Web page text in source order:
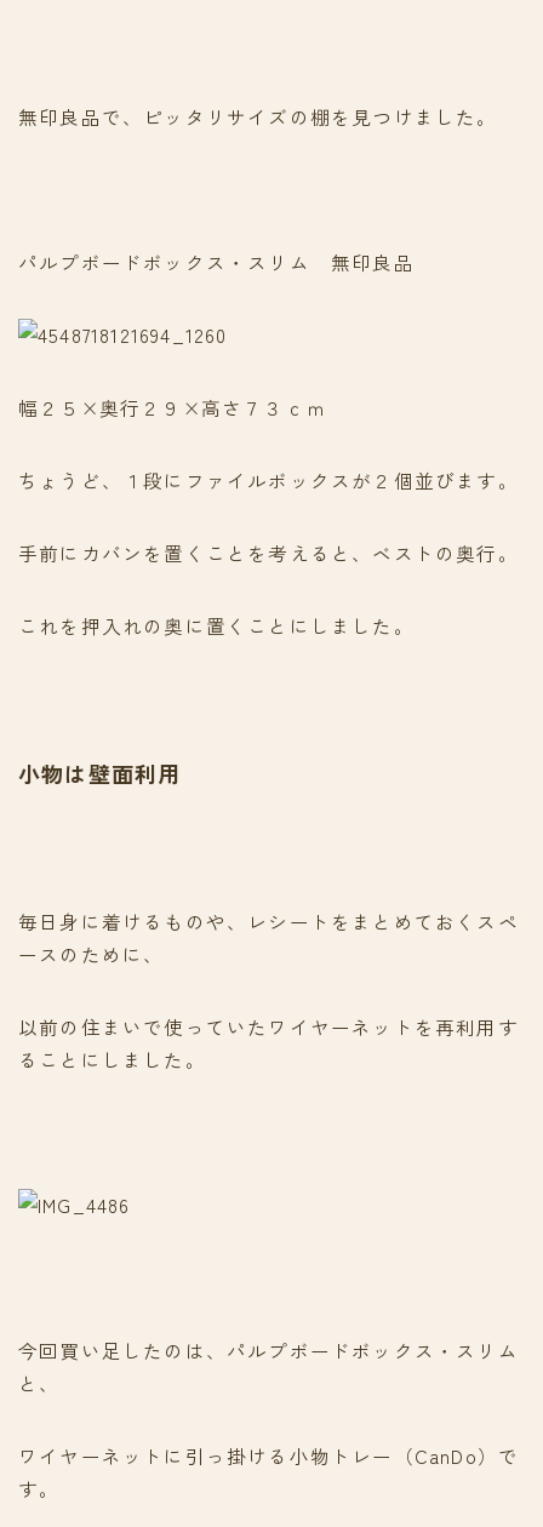
無印良品で、ピッタリサイズの棚を見つけました。
パルプボードボックス・スリム 無印良品
幅２５×奥行２９×高さ７３ｃｍ
ちょうど、１段にファイルボックスが２個並びます。
手前にカバンを置くことを考えると、ベストの奥行。
これを押入れの奥に置くことにしました。
小物は壁面利用
毎日身に着けるものや、レシートをまとめておくスペ
ースのために、
以前の住まいで使っていたワイヤーネットを再利用す
ることにしました。
今回買い足したのは、パルプボードボックス・スリム
と、
ワイヤーネットに引っ掛ける小物トレー（CanDo）で
す。